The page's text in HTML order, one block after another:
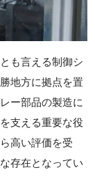
も言える制御シ
地方に拠点を置
ー部品の製造に
支える重要な役
高い評価を受
存在となってい